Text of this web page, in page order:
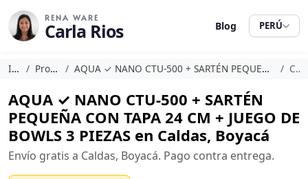
RENA WARE
Carla Rios Blog PERÚ
Inicio Promociones AQUA ✓ NANO CTU-500 + SARTÉN PEQUEÑA CON TAPA 24 CM + JUEGO DE BOWLS 3 PIEZAS Caldas
AQUA ✓ NANO CTU-500 + SARTÉN
PEQUEÑA CON TAPA 24 CM + JUEGO DE
BOWLS 3 PIEZAS en Caldas, Boyacá
Envío gratis a Caldas, Boyacá. Pago contra entrega.